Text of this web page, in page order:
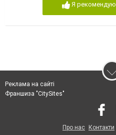
Я рекомендую
Реклама на сайті
Франшиза "CitySites"
Про нас Контакти